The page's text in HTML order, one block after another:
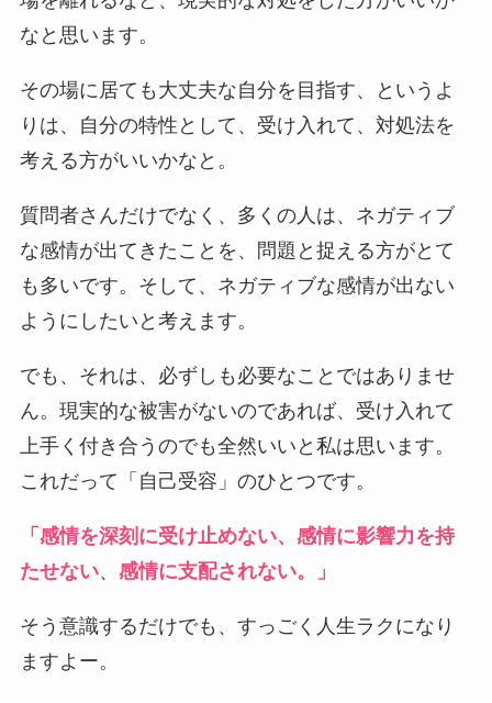
なと思います。
その場に居ても大丈夫な自分を目指す、というよ
りは、自分の特性として、受け入れて、対処法を
考える方がいいかなと。
質問者さんだけでなく、多くの人は、ネガティブ
な感情が出てきたことを、問題と捉える方がとて
も多いです。そして、ネガティブな感情が出ない
ようにしたいと考えます。
でも、それは、必ずしも必要なことではありませ
ん。現実的な被害がないのであれば、受け入れて
上手く付き合うのでも全然いいと私は思います。
これだって「自己受容」のひとつです。
「感情を深刻に受け止めない、 感情に影響力を持
たせない、 感情に支配されない。」
そう意識するだけでも、すっごく人生ラクになり
ますよー。